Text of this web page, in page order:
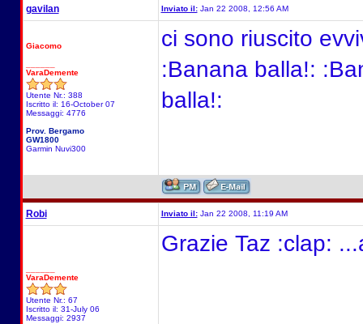
gavilan Inviato il:Jan 22 2008, 12:56 AM
Giacomo
VaraDemente
Utente Nr.: 388
Iscritto il: 16-October 07
Messaggi: 4776
Prov. Bergamo
GW1800
Garmin Nuvi300
ci sono riuscito
:Banana balla!:
balla!:
Robi Inviato il:Jan 22 2008, 11:19 AM
VaraDemente
Utente Nr.: 67
Iscritto il: 31-July 06
Messaggi: 2937
Grazie Taz :clap: